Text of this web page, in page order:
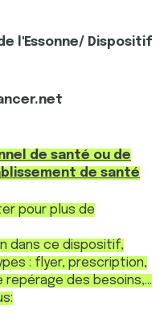
l'Essonne/ Dispositif
de santé ou de
de santé
pour plus de
dans ce dispositif,
: flyer, prescription,
repérage des besoins,…